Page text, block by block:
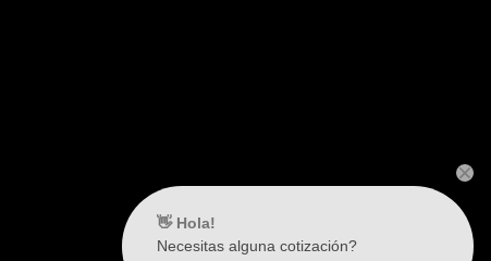
👋 Hola!
Necesitas alguna cotización?